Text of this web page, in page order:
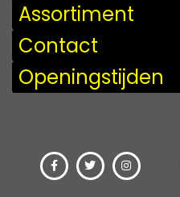
Assortiment
Contact
Openingstijden